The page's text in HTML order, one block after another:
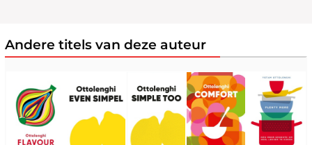
Andere titels van deze auteur